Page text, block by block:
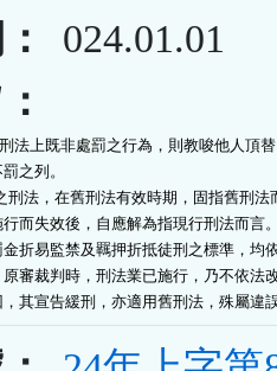
024.01.01
法上既非處罰之行為，則教唆他人頂
之列。
刑法，在舊刑法有效時期，固指舊刑法
行而失效後，自應解為指現行刑法而言
金折易監禁及羈押折抵徒刑之標準，均
原審裁判時，刑法業已施行，乃不依法
，其宣告緩刑，亦適用舊刑法，殊屬違